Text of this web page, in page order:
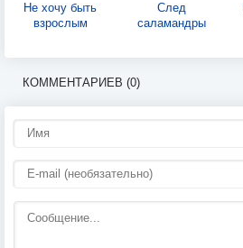
Не хочу быть
взрослым
След
саламандры
КОММЕНТАРИЕВ (0)